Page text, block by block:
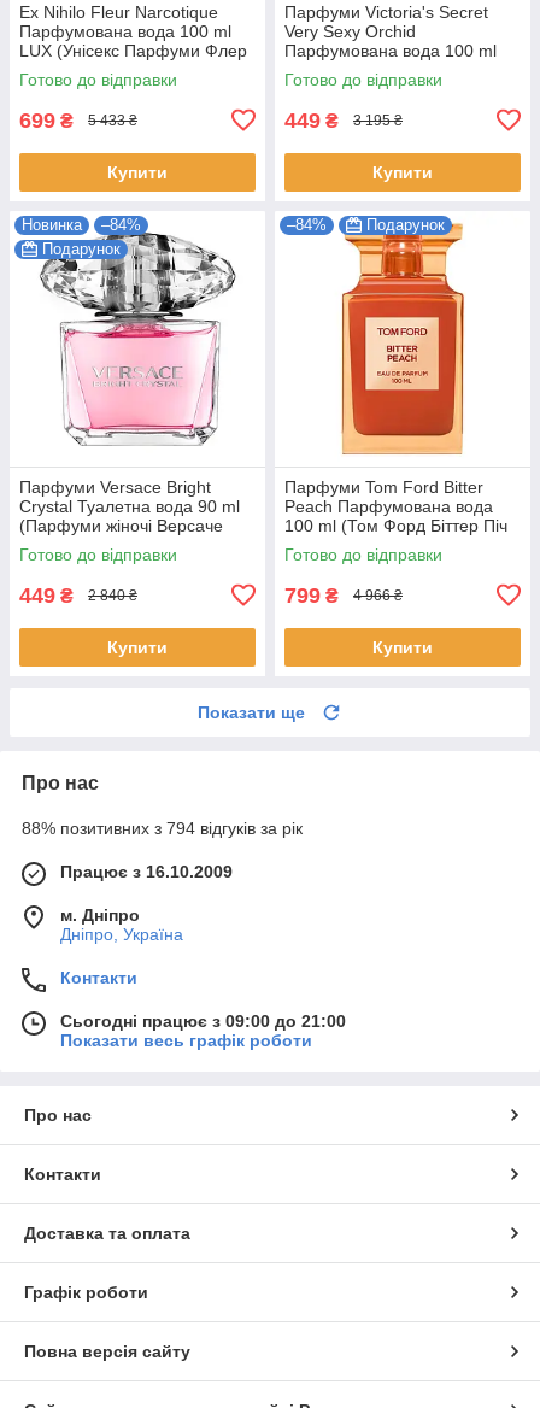
Ex Nihilo Fleur Narcotique
Парфумована вода 100 ml
LUX (Унісекс Парфуми Флер
Наркотика EDP)
Готово до відправки
699 ₴ 5 433 ₴
Купити
Парфуми Victoria's Secret
Very Sexy Orchid
Парфумована вода 100 ml
(Victoria's Secret Very Sexy
Orchid Жіночі)
Готово до відправки
449 ₴ 3 195 ₴
Купити
Новинка
–84%
Подарунок
Парфуми Versace Bright
Crystal Туалетна вода 90 ml
(Парфуми жіночі Версаче
Брайт Крістал Парфуми)
Готово до відправки
449 ₴ 2 840 ₴
Купити
–84% Подарунок
Парфуми Tom Ford Bitter
Peach Парфумована вода
100 ml (Том Форд Біттер Піч
bitter peach tom ford)
Готово до відправки
799 ₴ 4 966 ₴
Купити
Показати ще
Про нас
88% позитивних з 794 відгуків за рік
Працює з 16.10.2009
м. Дніпро
Дніпро, Україна
Контакти
Сьогодні працює з 09:00 до 21:00
Показати весь графік роботи
Про нас
Контакти
Доставка та оплата
Графік роботи
Повна версія сайту